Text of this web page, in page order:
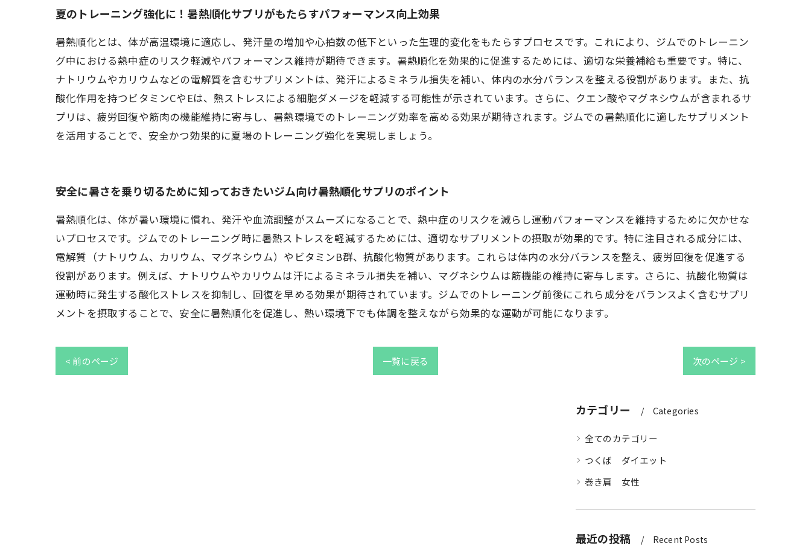
夏のトレーニング強化に！暑熱順化サプリがもたらすパフォーマンス向上効果
暑熱順化とは、体が高温環境に適応し、発汗量の増加や心拍数の低下といった生理的変化をもたらすプロセスです。これにより、ジムでのトレーニン
グ中における熱中症のリスク軽減やパフォーマンス維持が期待できます。暑熱順化を効果的に促進するためには、適切な栄養補給も重要です。特に、
ナトリウムやカリウムなどの電解質を含むサプリメントは、発汗によるミネラル損失を補い、体内の水分バランスを整える役割があります。また、抗
酸化作用を持つビタミンCやEは、熱ストレスによる細胞ダメージを軽減する可能性が示されています。さらに、クエン酸やマグネシウムが含まれるサ
プリは、疲労回復や筋肉の機能維持に寄与し、暑熱環境でのトレーニング効率を高める効果が期待されます。ジムでの暑熱順化に適したサプリメント
を活用することで、安全かつ効果的に夏場のトレーニング強化を実現しましょう。
安全に暑さを乗り切るために知っておきたいジム向け暑熱順化サプリのポイント
暑熱順化は、体が暑い環境に慣れ、発汗や血流調整がスムーズになることで、熱中症のリスクを減らし運動パフォーマンスを維持するために欠かせな
いプロセスです。ジムでのトレーニング時に暑熱ストレスを軽減するためには、適切なサプリメントの摂取が効果的です。特に注目される成分には、
電解質（ナトリウム、カリウム、マグネシウム）やビタミンB群、抗酸化物質があります。これらは体内の水分バランスを整え、疲労回復を促進する
役割があります。例えば、ナトリウムやカリウムは汗によるミネラル損失を補い、マグネシウムは筋機能の維持に寄与します。さらに、抗酸化物質は
運動時に発生する酸化ストレスを抑制し、回復を早める効果が期待されています。ジムでのトレーニング前後にこれら成分をバランスよく含むサプリ
メントを摂取することで、安全に暑熱順化を促進し、熱い環境下でも体調を整えながら効果的な運動が可能になります。
< 前のページ 一覧に戻る 次のページ >
カテゴリー Categories
全てのカテゴリー
つくば ダイエット
巻き肩 女性
最近の投稿 Recent Posts